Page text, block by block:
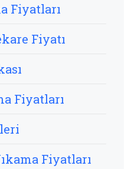
Fiyatları
Fiyatı
Fiyatları
Fiyatları